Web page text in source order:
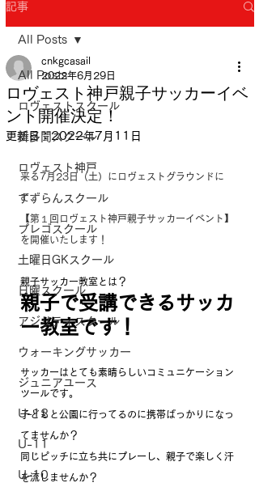
記事
All Posts
ロヴェストスクール
舞多聞スクール
ロヴェスト神戸
すずらんスクール
プレゴスクール
土曜日GKスクール
日曜スクール
アジリティスクール
ウォーキングサッカー
ジュニアユース
U-12
U-11
U-10
All Posts
ロヴェスト神戸親子サッカーイベ
ント開催決定！
cnkgcasail
2022年6月29日
更新日：2022年7月11日
来る7月23日（土）にロヴェストグラウンドに
て、
【第１回ロヴェスト神戸親子サッカーイベント】
を開催いたします！
親子サッカー教室とは？
親子で受講できるサッカ
ー教室です！
サッカーはとても素晴らしいコミュニケーション
ツールです。
子どもと公園に行ってるのに携帯ばっかりになっ
てませんか？
同じピッチに立ち共にプレーし、親子で楽しく汗
を流しませんか？